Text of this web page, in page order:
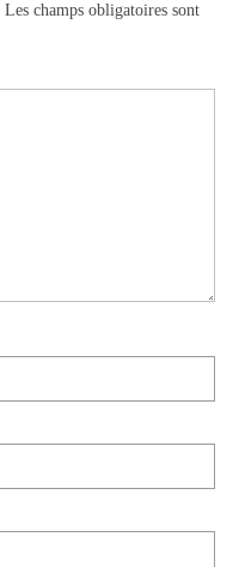
Les champs obligatoires sont